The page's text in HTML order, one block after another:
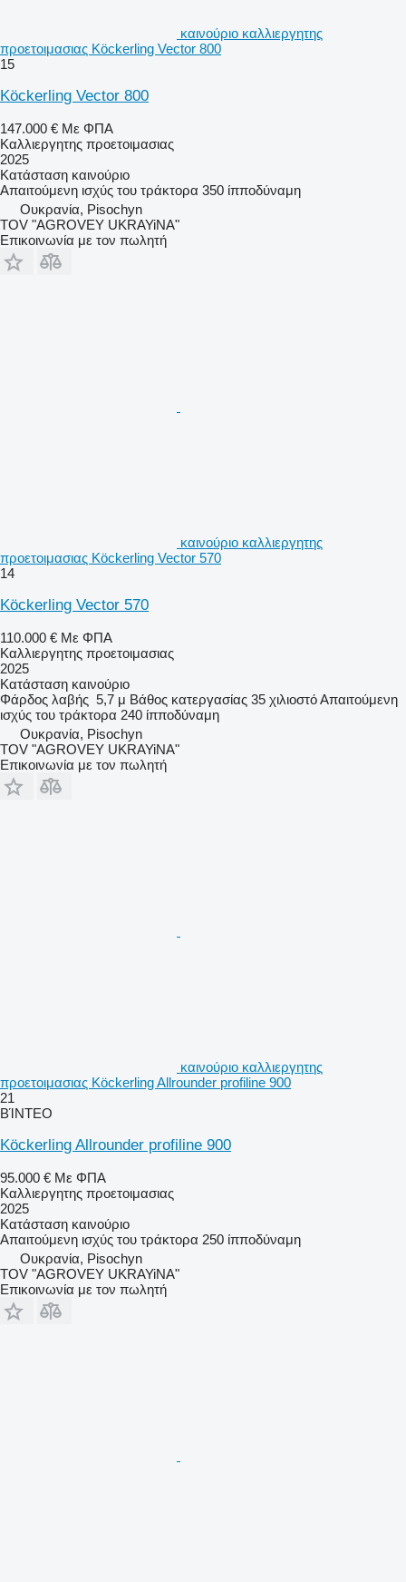
καινούριο καλλιεργητης
προετοιμασιας Köckerling Vector 800
15
Köckerling Vector 800
147.000 € Με ΦΠΑ
Καλλιεργητης προετοιμασιας
2025
Κατάσταση καινούριο
Απαιτούμενη ισχύς του τράκτορα 350 ίπποδύναμη
Ουκρανία, Pisochyn
TOV "AGROVEY UKRAYiNA"
Επικοινωνία με τον πωλητή
καινούριο καλλιεργητης
προετοιμασιας Köckerling Vector 570
14
Köckerling Vector 570
110.000 € Με ΦΠΑ
Καλλιεργητης προετοιμασιας
2025
Κατάσταση καινούριο
Φάρδος λαβής 5,7 μ Βάθος κατεργασίας 35 χιλιοστόΑπαιτούμενη
ισχύς του τράκτορα 240 ίπποδύναμη
Ουκρανία, Pisochyn
TOV "AGROVEY UKRAYiNA"
Επικοινωνία με τον πωλητή
καινούριο καλλιεργητης
προετοιμασιας Köckerling Allrounder profiline 900
21
ΒΊΝΤΕΟ
Köckerling Allrounder profiline 900
95.000 € Με ΦΠΑ
Καλλιεργητης προετοιμασιας
2025
Κατάσταση καινούριο
Απαιτούμενη ισχύς του τράκτορα 250 ίπποδύναμη
Ουκρανία, Pisochyn
TOV "AGROVEY UKRAYiNA"
Επικοινωνία με τον πωλητή